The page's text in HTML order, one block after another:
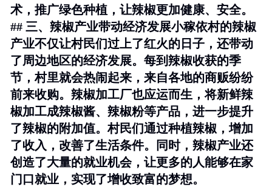
术，推广绿色种植，让辣椒更加健康、安全。
## 三、辣椒产业带动经济发展小稼依村的辣椒
产业不仅让村民们过上了红火的日子，还带动
了周边地区的经济发展。每到辣椒收获的季
节，村里就会热闹起来，来自各地的商贩纷纷
前来收购。辣椒加工厂也应运而生，将新鲜辣
椒加工成辣椒酱、辣椒粉等产品，进一步提升
了辣椒的附加值。村民们通过种植辣椒，增加
了收入，改善了生活条件。同时，辣椒产业还
创造了大量的就业机会，让更多的人能够在家
门口就业，实现了增收致富的梦想。